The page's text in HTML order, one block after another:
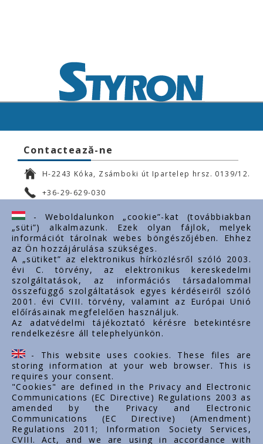
Contactează-ne
H-2243 Kóka, Zsámboki út Ipartelep hrsz. 0139/12.
+36-29-629-030
ertekesites@styron.hu
export@styron.hu
www.styron.hu
Linkuri importante
Despre noi
Documente
Contact
Carieră
- Weboldalunkon „cookie”-kat (továbbiakban
„süti”) alkalmazunk. Ezek olyan fájlok, melyek
információt tárolnak webes böngészőjében. Ehhez
az Ön hozzájárulása szükséges.
A „sütiket” az elektronikus hírközlésről szóló 2003.
évi C. törvény, az elektronikus kereskedelmi
szolgáltatások, az információs társadalommal
összefüggő szolgáltatások egyes kérdéseiről szóló
2001. évi CVIII. törvény, valamint az Európai Unió
előírásainak megfelelően használjuk.
Az adatvédelmi tájékoztató kérésre betekintésre
rendelkezésre áll telephelyünkön.
- This website uses cookies. These files are
storing information at your web browser. This is
requires your consent.
"Cookies" are defined in the Privacy and Electronic
Communications (EC Directive) Regulations 2003 as
amended by the Privacy and Electronic
Communications (EC Directive) (Amendment)
Regulations 2011; Information Society Services,
CVIII. Act, and we are using in accordance with